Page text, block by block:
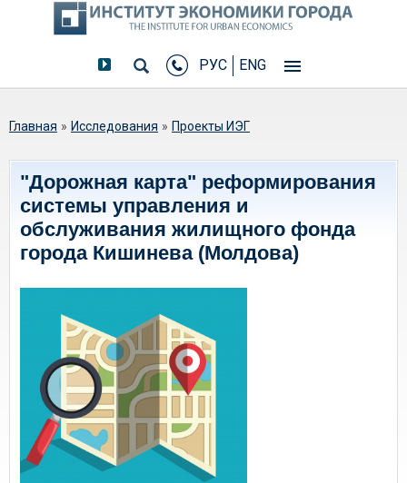
РУС ENG
Вы здесь
Главная » Исследования » Проекты ИЭГ
"Дорожная карта" реформирования
системы управления и
обслуживания жилищного фонда
города Кишинева (Молдова)